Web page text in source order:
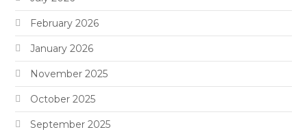
February 2026
January 2026
November 2025
October 2025
September 2025